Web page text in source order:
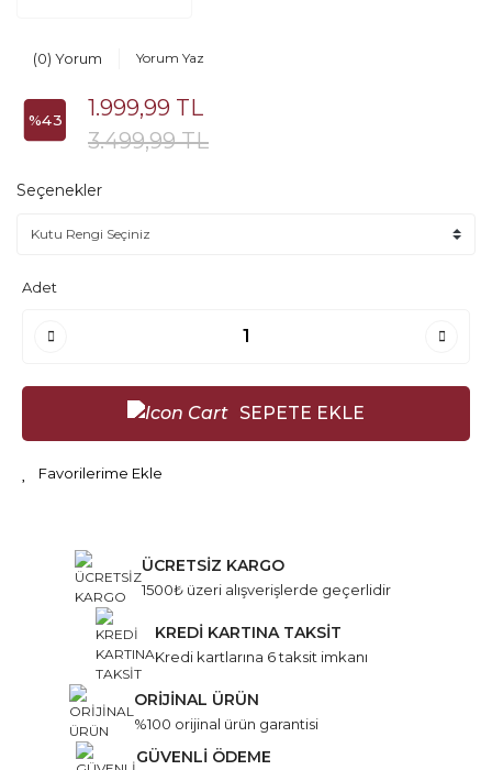
(0) Yorum Yorum Yaz
%43
1.999,99 TL
3.499,99 TL
Seçenekler
Adet
SEPETE EKLE
ÜCRETSİZ KARGO
1500₺ üzeri alışverişlerde geçerlidir
KREDİ KARTINA TAKSİT
Kredi kartlarına 6 taksit imkanı
ORİJİNAL ÜRÜN
%100 orijinal ürün garantisi
GÜVENLİ ÖDEME